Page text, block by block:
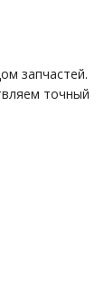
запчастей.
точный